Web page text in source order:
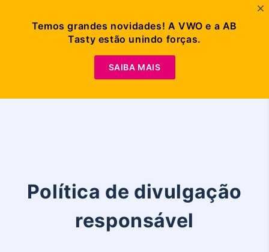
Solicitar
Demonstração
Política de divulgação
responsável
Temos grandes novidades! A VWO e a AB
Tasty estão unindo forças.
SAIBA MAIS